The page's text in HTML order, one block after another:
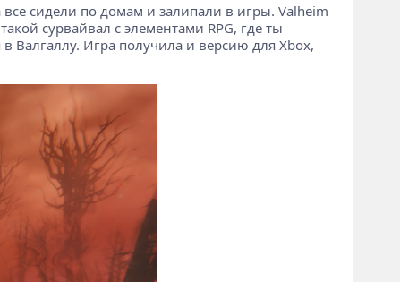
сидели по домам и залипали в игры. Valheim
сурвайвал с элементами RPG, где ты
Валгаллу. Игра получила и версию для Xbox,